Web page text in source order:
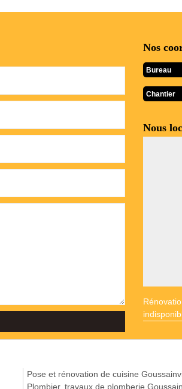
Nos
Bureau
Chantier
Nous
Pose et rénovation de cuisine
Plombier, travaux de plomberie